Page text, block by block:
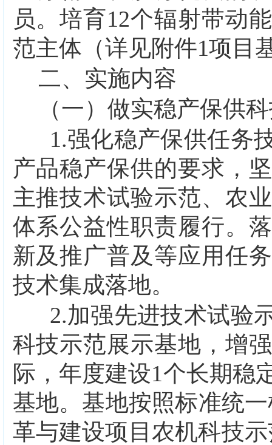
员。培育12个辐射带动
范主体（详见附件1项目
二、实施内容
（一）做实稳产保供
1.强化稳产保供任务
产品稳产保供的要求，
主推技术试验示范、农
体系公益性职责履行。
新及推广普及等应用任
技术集成落地。
2.加强先进技术试验
科技示范展示基地，增
际，年度建设1个长期稳
基地。基地按照标准统
革与建设项目农机科技